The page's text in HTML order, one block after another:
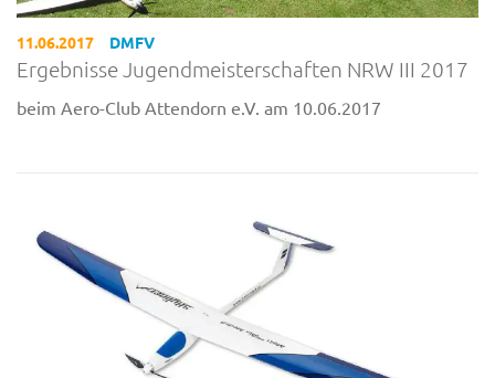
11.06.2017 DMFV
Ergebnisse Jugendmeisterschaften NRW III 2017
beim Aero-Club Attendorn e.V. am 10.06.2017